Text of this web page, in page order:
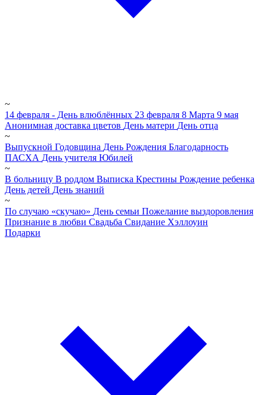
~
14 февраля - День влюблённых 23 февраля 8 Марта 9 мая
Анонимная доставка цветов День матери День отца
~
Выпускной Годовщина День Рождения Благодарность
ПАСХА День учителя Юбилей
~
В больницу В роддом Выписка Крестины Рождение ребенка
День детей День знаний
~
По случаю «скучаю» День семьи Пожелание выздоровления
Признание в любви Свадьба Свидание Хэллоуин
Подарки